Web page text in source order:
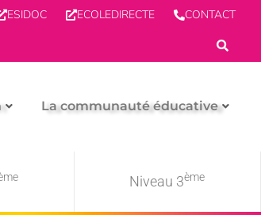
ESIDOC ECOLEDIRECTE CONTACT
La communauté éducative
Niveau 3ème